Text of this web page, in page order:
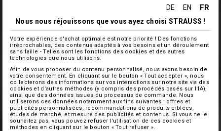
DE EN FR
Nous nous réjouissons que vous ayez choisi STRAUSS !
Votre expérience d'achat optimale est notre priorité ! Des fonctions
irréprochables, des contenus adaptés à vos besoins et un déroulement
sans faille - Telles sont les fonctions des cookies et des autres
technologies que nous utilisons.
Afin de vous proposer du contenu personnalisé, nous avons besoin de
votre consentement. En cliquant sur le bouton « Tout accepter », nous
collecterons des informations sur vos interactions sur notre site via des
cookies et d'autres méthodes (y compris des procédés basés sur l'IA),
ainsi que des données issues du processus de commande. Nous
utiliserons ces données notamment aux fins suivantes : offres et
publicités personnalisées, recommandations de produits ciblées,
études de marché, et mesure des publicités et contenus. Si vous ne le
souhaitez pas, vous pouvez refuser l'utilisation de ces cookies et
méthodes en cliquant sur le bouton « Tout refuser ».